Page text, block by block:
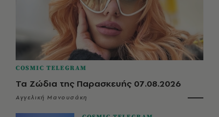
COSMIC TELEGRAM
Τα Ζώδια της Παρασκευής 07.08.2026
Αγγελική Μανουσάκη